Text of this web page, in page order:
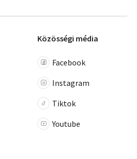
Közösségi média
Facebook
Instagram
Tiktok
Youtube